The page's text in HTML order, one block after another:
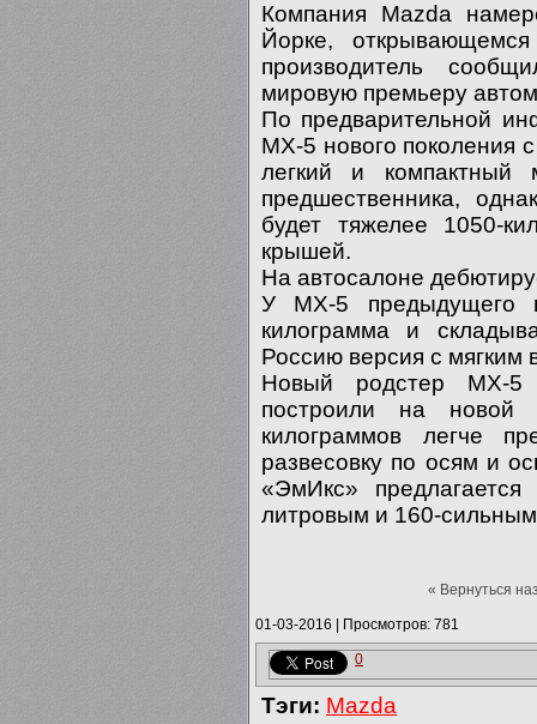
Компания Mazda
Йорке,
производитель
мировую премьеру
По предварительной
MX-5 нового поколения
легкий и компактный
предшественника,
будет тяжелее 1050-
крышей.
На автосалоне
У MX-5 предыдущего
килограмма и
Россию версия с мягким
Новый родстер MX-
построили на
килограммов легче
развесовку по осям и
«ЭмИкс»
литровым и 160-сильным
« Вернуться
01-03-2016 Просмотров: 781
0
Тэги: Mazda